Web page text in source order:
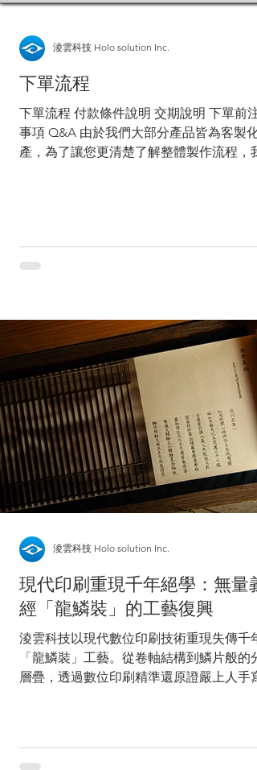
下單流程
下單流程 付款條件說明 交期說明 下單前注
事項 Q&A 由於我們大部分產品皆為客製化
產，為了讓您更清楚了解整體製作流程，
數量及材質；若需求較為特殊，也歡迎提
際使用情境或用途說明，能幫助業務更快
電子檔，方便我們進行初步評估，並提供
確的報價。 下單並回簽訂購單／報價單 雙
確認內容無誤並回簽後，即正式成立交易。
預付訂金 付款方式及付款條件，請參閱「
款條件說明」。 提供示意圖 正式生產前，
們會提供示意圖供您確認，待確認無誤後
安排生產，以確保成品符合您的需求。校
關注意事項請參閱「校稿須知」。 安排生
示意圖確認完成後，即依訂單內容安排正
產。 包裝出貨 產品完成後將進行包裝並安
指定物流需求，也歡迎提前與業務討論。
款條件說明 1.首次
淩雲科技 Holo solution Inc.
現代印刷重現千年絕學：無量義
經「龍鱗裝」的工藝復興
淩雲科技以現代數位印刷技術重現失傳千
「龍鱗裝」工藝。從卷軸結構到鱗片般的
層疊，透過數位印刷精準還原證嚴上人手寫
淩雲科技 Holo solution Inc.